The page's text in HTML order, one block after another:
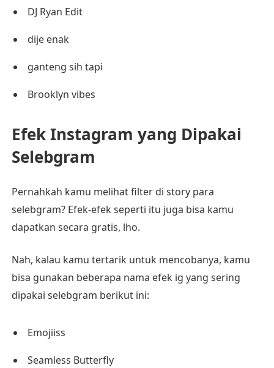
DJ Ryan Edit
dije enak
ganteng sih tapi
Brooklyn vibes
Efek Instagram yang Dipakai
Selebgram
Pernahkah kamu melihat filter di story para
selebgram? Efek-efek seperti itu juga bisa kamu
dapatkan secara gratis, lho.
Nah, kalau kamu tertarik untuk mencobanya, kamu
bisa gunakan beberapa nama efek ig yang sering
dipakai selebgram berikut ini:
Emojiiss
Seamless Butterfly